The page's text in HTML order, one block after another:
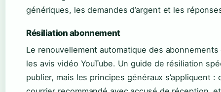
génériques, les demandes d’argent et les
Résiliation abonnement
Le renouvellement automatique des
les avis vidéo YouTube. Un guide de résiliation
publier, mais les principes généraux s’appliquent